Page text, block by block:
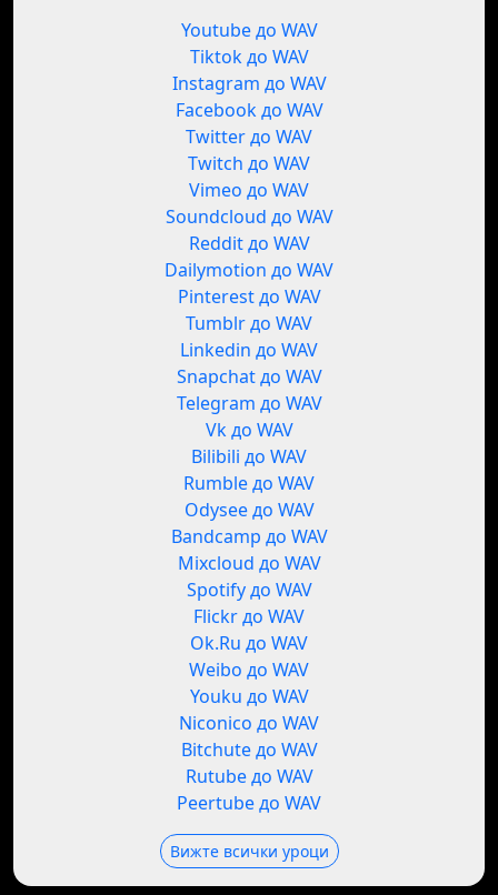
Youtube до WAV
Tiktok до WAV
Instagram до WAV
Facebook до WAV
Twitter до WAV
Twitch до WAV
Vimeo до WAV
Soundcloud до WAV
Reddit до WAV
Dailymotion до WAV
Pinterest до WAV
Tumblr до WAV
Linkedin до WAV
Snapchat до WAV
Telegram до WAV
Vk до WAV
Bilibili до WAV
Rumble до WAV
Odysee до WAV
Bandcamp до WAV
Mixcloud до WAV
Spotify до WAV
Flickr до WAV
Ok.Ru до WAV
Weibo до WAV
Youku до WAV
Niconico до WAV
Bitchute до WAV
Rutube до WAV
Peertube до WAV
Вижте всички уроци